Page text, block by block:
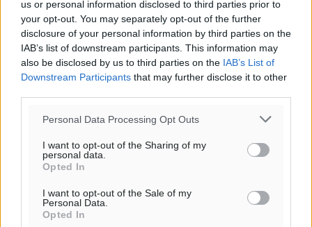
us or personal information disclosed to third parties prior to
your opt-out. You may separately opt-out of the further
disclosure of your personal information by third parties on the
IAB’s list of downstream participants. This information may
also be disclosed by us to third parties on the IAB’s List of
Downstream Participants that may further disclose it to other
Personal Data Processing Opt Outs
I want to opt-out of the Sharing of my
personal data.
Opted In
I want to opt-out of the Sale of my
Personal Data.
Opted In
29°
ΤΡ